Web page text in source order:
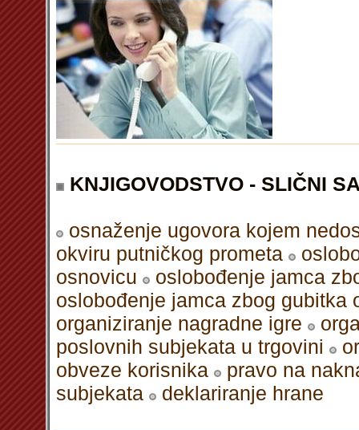
KNJIGOVODSTVO - SLIČNI
osnaženje ugovora kojem
okviru putničkog prometa
osnovicu
oslobođenje jamca
oslobođenje jamca zbog gubitka
organiziranje nagradne igre
poslovnih subjekata u trgovini
obveze korisnika
pravo na
subjekata
deklariranje hrane